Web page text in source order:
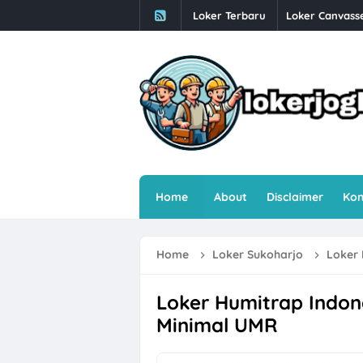
Loker Terbaru Loker
Loker Bulan
Loker PT
Loker
Lowongan
Home About Disclaimer
Home Loker Sukoharjo Loker
Loker Humitrap
Minimal UMR